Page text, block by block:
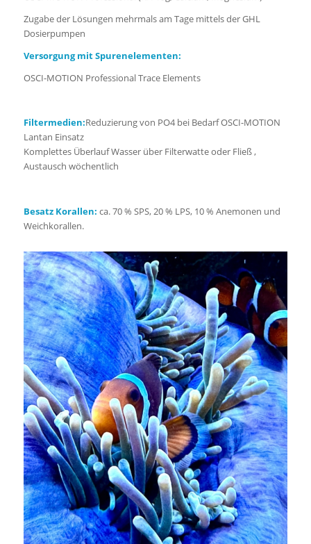
Zugabe der Lösungen mehrmals am Tage mittels der GHL
Dosierpumpen
Versorgung mit Spurenelementen:
OSCI-MOTION Professional Trace Elements
Filtermedien:Reduzierung von PO4 bei Bedarf OSCI-MOTION
Lantan Einsatz
Komplettes Überlauf Wasser über Filterwatte oder Fließ ,
Austausch wöchentlich
Besatz Korallen: ca. 70 % SPS, 20 % LPS, 10 % Anemonen und
Weichkorallen.